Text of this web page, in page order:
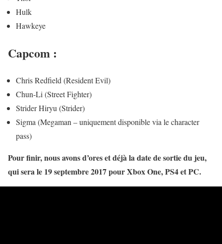
Hulk
Hawkeye
Capcom :
Chris Redfield (Resident Evil)
Chun-Li (Street Fighter)
Strider Hiryu (Strider)
Sigma (Megaman – uniquement disponible via le character
pass)
Pour finir, nous avons d’ores et déjà la date de sortie du jeu,
qui sera le 19 septembre 2017 pour Xbox One, PS4 et PC.